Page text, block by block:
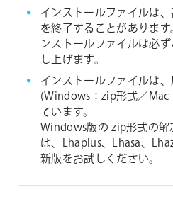
インストールファイルは
を終了することがありま
ンストールファイルは必
し上げます。
インストールファイルは
(Windows：zip形式／
ています。
Windows版の zip形式の
は、Lhaplus、Lhasa、
新版をお試しください。